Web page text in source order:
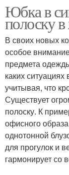
Юбка в
Юбка в
полоску
В своих новых
особое
предмета
каких
учитывая, что
Существует
полоску. К
офисного
однотонной
для прогулок и
гармонирует со